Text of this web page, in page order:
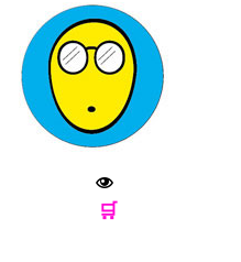
🛒